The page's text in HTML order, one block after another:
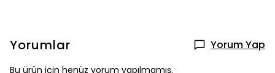
Yorumlar Yorum Yap
Bu ürün için henüz yorum yapılmamış.